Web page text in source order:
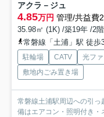
アクラ－ジュ
4.85万円 管理/共益費
35.98㎡ (1K) /築19年 /2
常磐線「土浦」駅 徒歩
駐輪場 CATV 光フ
敷地内ごみ置き場
常磐線土浦駅周辺への引
備はエアコン・照明付き・